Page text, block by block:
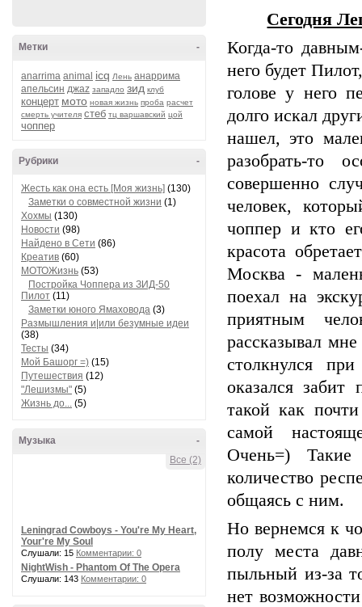
-
Метки
anarrima animal icq Лень анаррима
апельсин джаz западло зид клуб
концерт мото новая жизнь проба расчет
смерть учителя стеб тц варшавский цой
чоппер
-
Рубрики
Жесть как она есть [Моя жизнь] (130)
Заметки о совместной жизни (1)
Хохмы (130)
Новости (98)
Найдено в Сети (86)
Креатив (60)
МОТОЖизнь (53)
Постройка Чоппера из ЗИД-50
Пилот (11)
Заметки юного Ямаховода (3)
Размышления и|или безумные идеи
(38)
Тесты (34)
Мой Башорг =) (15)
Путешествия (12)
"Лешизмы" (5)
Жизнь до... (5)
-
Музыка
Все (2)
Leningrad Cowboys - You're My Heart,
Your're My Soul
Слушали: 15 Комментарии: 0
NightWish - Phantom Of The Opera
Слушали: 143 Комментарии: 0
Сегодня
Когда-то
него будет
голове у него
долго искал
нашел, это
разобрать-то
совершенно
человек,
чоппер и кто
красота
Москва -
поехал на
приятным
рассказывал
столкнулся
оказался забит
такой как
самой
Очень=)
количество
общаясь с ним.
Но вернемся к
полу места
пыльный из-за
нет